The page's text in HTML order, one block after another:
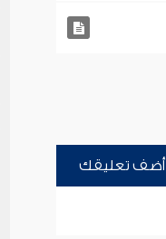
أضف تعليقك